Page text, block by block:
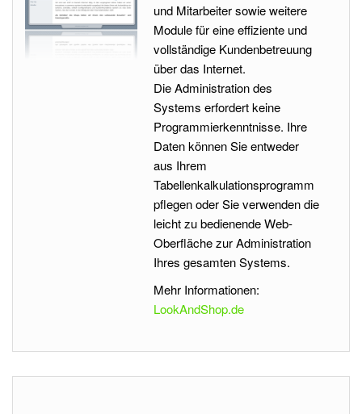
und Mitarbeiter sowie weitere
Module für eine effiziente und
vollständige Kundenbetreuung
über das Internet.
Die Administration des
Systems erfordert keine
Programmierkenntnisse. Ihre
Daten können Sie entweder
aus Ihrem
Tabellenkalkulationsprogramm
pflegen oder Sie verwenden die
leicht zu bedienende Web-
Oberfläche zur Administration
Ihres gesamten Systems.
Mehr Informationen:
LookAndShop.de